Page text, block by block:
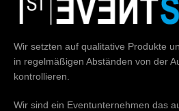
Wir setzten auf qualitative Produkte
in regelmäßigen Abständen von der
kontrollieren.
Wir sind ein Eventunternehmen das